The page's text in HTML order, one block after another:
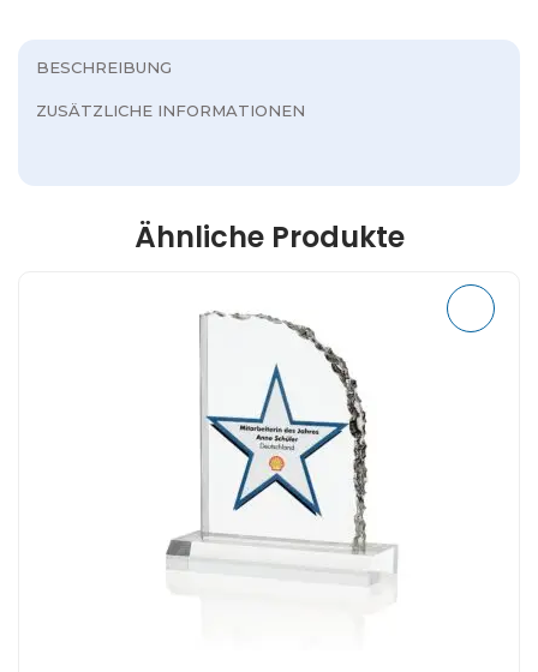
BESCHREIBUNG
ZUSÄTZLICHE INFORMATIONEN
Ähnliche Produkte